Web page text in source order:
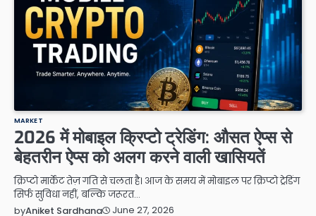
MARKET
2026 में मोबाइल क्रिप्टो ट्रेडिंग: औसत ऐप्स से
बेहतरीन ऐप्स को अलग करने वाली खासियतें
क्रिप्टो मार्केट तेज़ गति से चलता है। आज के समय में मोबाइल पर क्रिप्टो ट्रेडिंग
सिर्फ सुविधा नहीं, बल्कि जरूरत…
byAniket Sardhana June 27, 2026